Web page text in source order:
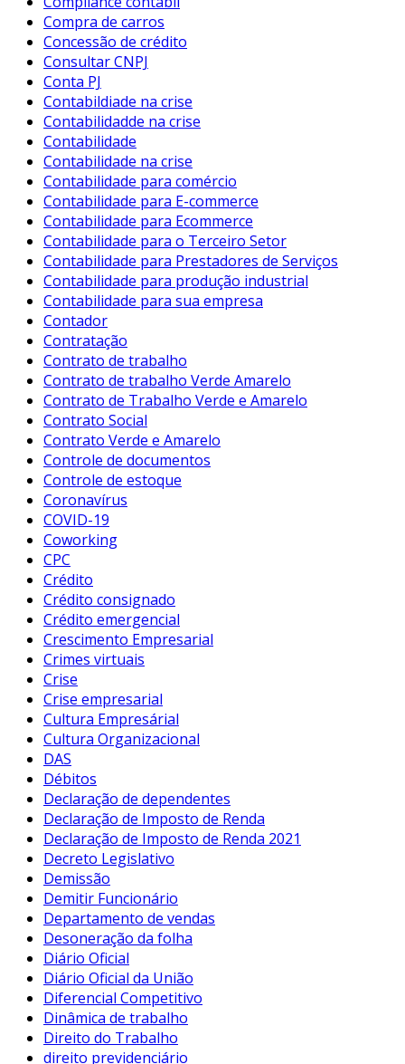
Compra de carros
Concessão de crédito
Consultar CNPJ
Conta PJ
Contabildiade na crise
Contabilidadde na crise
Contabilidade
Contabilidade na crise
Contabilidade para comércio
Contabilidade para E-commerce
Contabilidade para Ecommerce
Contabilidade para o Terceiro Setor
Contabilidade para Prestadores de Serviços
Contabilidade para produção industrial
Contabilidade para sua empresa
Contador
Contratação
Contrato de trabalho
Contrato de trabalho Verde Amarelo
Contrato de Trabalho Verde e Amarelo
Contrato Social
Contrato Verde e Amarelo
Controle de documentos
Controle de estoque
Coronavírus
COVID-19
Coworking
CPC
Crédito
Crédito consignado
Crédito emergencial
Crescimento Empresarial
Crimes virtuais
Crise
Crise empresarial
Cultura Empresárial
Cultura Organizacional
DAS
Débitos
Declaração de dependentes
Declaração de Imposto de Renda
Declaração de Imposto de Renda 2021
Decreto Legislativo
Demissão
Demitir Funcionário
Departamento de vendas
Desoneração da folha
Diário Oficial
Diário Oficial da União
Diferencial Competitivo
Dinâmica de trabalho
Direito do Trabalho
direito previdenciário